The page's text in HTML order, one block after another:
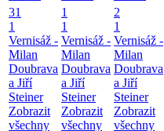
31
1
Vernisáž -
Milan
Doubrava
a Jiří
Steiner
Zobrazit
všechny
1
1
Vernisáž -
Milan
Doubrava
a Jiří
Steiner
Zobrazit
všechny
2
1
Vernisáž -
Milan
Doubrava
a Jiří
Steiner
Zobrazit
všechny